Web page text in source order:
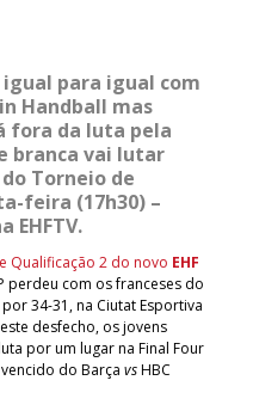
para igual com
Handball mas
fora da luta pela
branca vai lutar
Torneio de
feira (17h30) –
EHFTV.
Qualificação 2 do novo EHF
perdeu com os franceses do
34-31, na Ciutat Esportiva
desfecho, os jovens
por um lugar na Final Four
do Barça vsHBC